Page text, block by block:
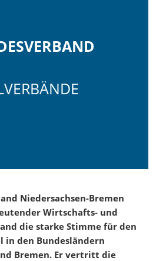
Niedersachsen-Bremen
Wirtschafts- und
die starke Stimme für den
in den Bundesländern
Bremen. Er vertritt die